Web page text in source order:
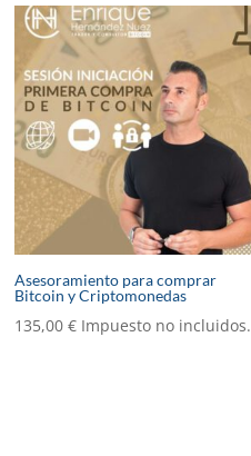
Asesoramiento para comprar
Bitcoin y Criptomonedas
135,00 € Impuesto no incluidos.